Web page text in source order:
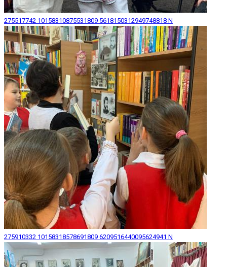
275517742 10158310875531809 5618150312949748818 N
275910332 10158318578691809 6209516440095624941 N